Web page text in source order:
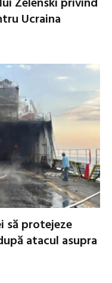
Ucraina
să protejeze
atacul asupra